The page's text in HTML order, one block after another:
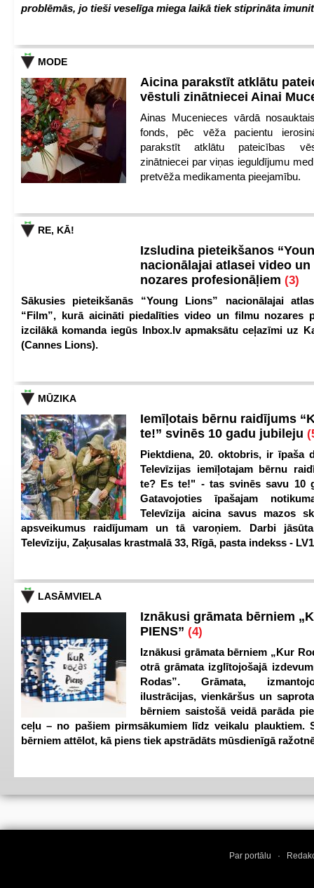
problēmās, jo tieši veselīga miega laikā tiek stiprināta
MODE
Aicina parakstīt atklātu
vēstuli zinātniecei Ainai
Ainas Mucenieces vārdā
fonds, pēc vēža pacientu
parakstīt atklātu pateicības
zinātniecei par viņas ieguldījumu
pretvēža medikamenta pieejamību.
RE, KĀ!
Izsludina pieteikšanos
nacionālajai atlasei video
nozares profesionāļiem (3)
Sākusies pieteikšanās “Young Lions” nacionālajai
“Film”, kurā aicināti piedalīties video un filmu nozares
izcilākā komanda iegūs Inbox.lv apmaksātu ceļazīmi uz
(Cannes Lions).
MŪZIKA
Iemīļotais bērnu raidījums
te!” svinēs 10 gadu jubileju
Piektdiena, 20. oktobris, ir īpaša
Televīzijas iemīļotajam bērnu
te? Es te!" - tas svinēs savu 10
Gatavojoties īpašajam
Televīzija aicina savus mazos
apsveikumus raidījumam un tā varoņiem. Darbi
Televīziju, Zaķusalas krastmalā 33, Rīgā, pasta indekss -
LASĀMVIELA
Iznākusi grāmata bērniem
PIENS” (4)
Iznākusi grāmata bērniem „Kur
otrā grāmata izglītojošajā
Rodas”. Grāmata,
ilustrācijas, vienkāršus un
bērniem saistošā veidā parāda
ceļu – no pašiem pirmsākumiem līdz veikalu plauktiem.
bērniem attēlot, kā piens tiek apstrādāts mūsdienīgā
Par portālu ·